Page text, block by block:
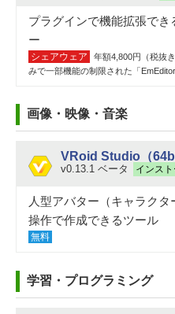
プラグインで機能拡張で
ー
シェアウェア
年額4,800円（税抜
みで一部機能の制限された「
画像・映像・音楽
VRoid Studio（
v0.13.1 ベータ インス
人型アバター（キャラク
操作で作成できるツール
無料
学習・プログラミング